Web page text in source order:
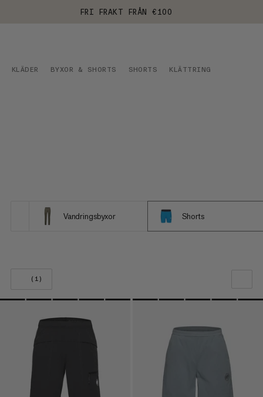
FRI FRAKT FRÅN €100
KLÄDER BYXOR & SHORTS SHORTS KLÄTTRING
Vandringsbyxor Shorts
(1)
VÅR REKOMMENDATION
PRIS LÅGT TILL HÖGT
PRIS HÖG TILL LÅG
VAD ÄR NYTT